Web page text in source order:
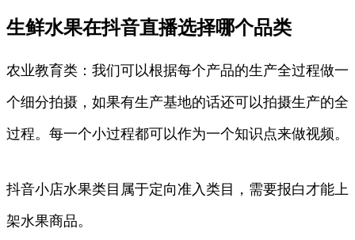
生鲜水果在抖音直播选择哪个品类
农业教育类：我们可以根据每个产品的生产全过程做一
个细分拍摄，如果有生产基地的话还可以拍摄生产的全
过程。每一个小过程都可以作为一个知识点来做视频。
抖音小店水果类目属于定向准入类目，需要报白才能上
架水果商品。